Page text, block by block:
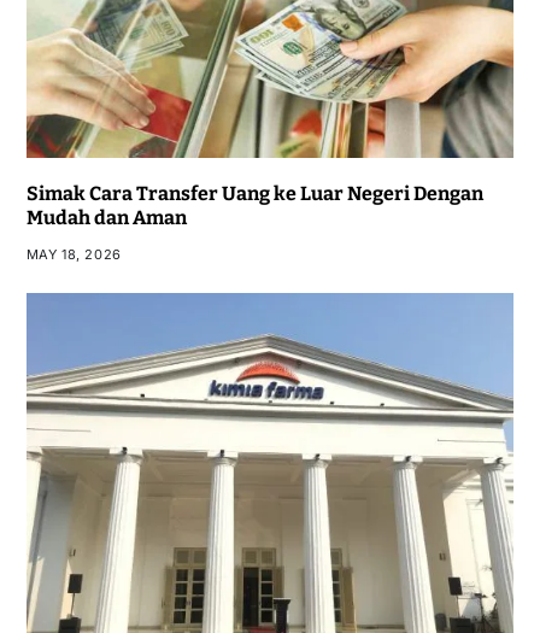
Simak Cara Transfer Uang ke Luar Negeri Dengan
Mudah dan Aman
MAY 18, 2026